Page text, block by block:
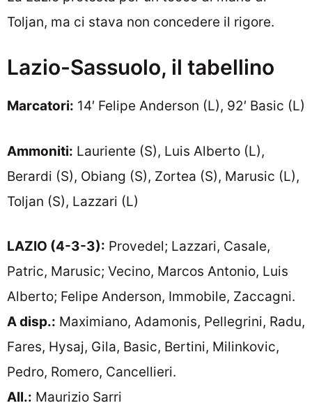
Toljan, ma ci stava non concedere il rigore.
Lazio-Sassuolo, il tabellino
Marcatori: 14′ Felipe Anderson (L), 92′ Basic (L)
Ammoniti: Lauriente (S), Luis Alberto (L),
Berardi (S), Obiang (S), Zortea (S), Marusic (L),
Toljan (S), Lazzari (L)
LAZIO (4-3-3): Provedel; Lazzari, Casale,
Patric, Marusic; Vecino, Marcos Antonio, Luis
Alberto; Felipe Anderson, Immobile, Zaccagni.
A disp.: Maximiano, Adamonis, Pellegrini, Radu,
Fares, Hysaj, Gila, Basic, Bertini, Milinkovic,
Pedro, Romero, Cancellieri.
All.: Maurizio Sarri